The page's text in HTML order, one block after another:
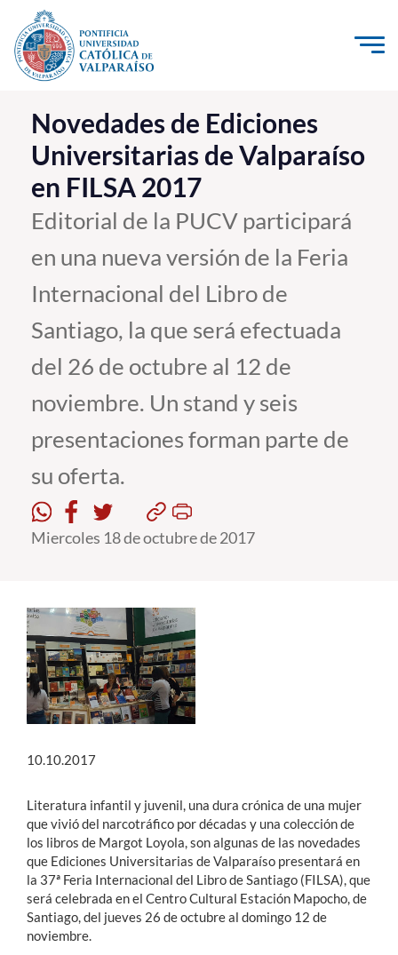
Click acá para ir directamente al contenido
La Universidad
Investigación, Creación e Innovación
PUCV Internacional
Vinculación con el Medio
Estudiantes
Académicos
Funcionarios
Alumni
English
Novedades de Ediciones
Universitarias de Valparaíso
en FILSA 2017
Editorial de la PUCV participará
en una nueva versión de la Feria
Internacional del Libro de
Santiago, la que será efectuada
del 26 de octubre al 12 de
noviembre. Un stand y seis
presentaciones forman parte de
su oferta.
Miercoles 18 de octubre de 2017
10.10.2017
Literatura infantil y juvenil, una dura crónica de una mujer
que vivió del narcotráfico por décadas y una colección de
los libros de Margot Loyola, son algunas de las novedades
que Ediciones Universitarias de Valparaíso presentará en
la 37ª Feria Internacional del Libro de Santiago (FILSA), que
será celebrada en el Centro Cultural Estación Mapocho, de
Santiago, del jueves 26 de octubre al domingo 12 de
noviembre.